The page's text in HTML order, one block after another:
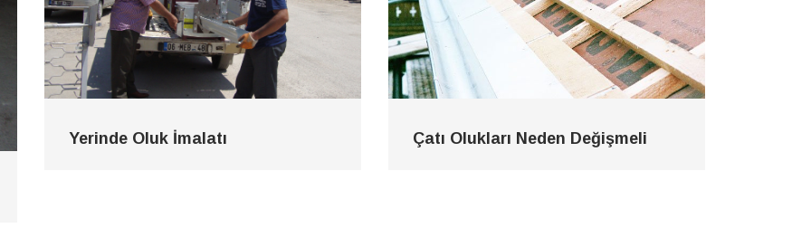
Yerinde Oluk İmalatı Çatı Olukları Neden Değişmeli